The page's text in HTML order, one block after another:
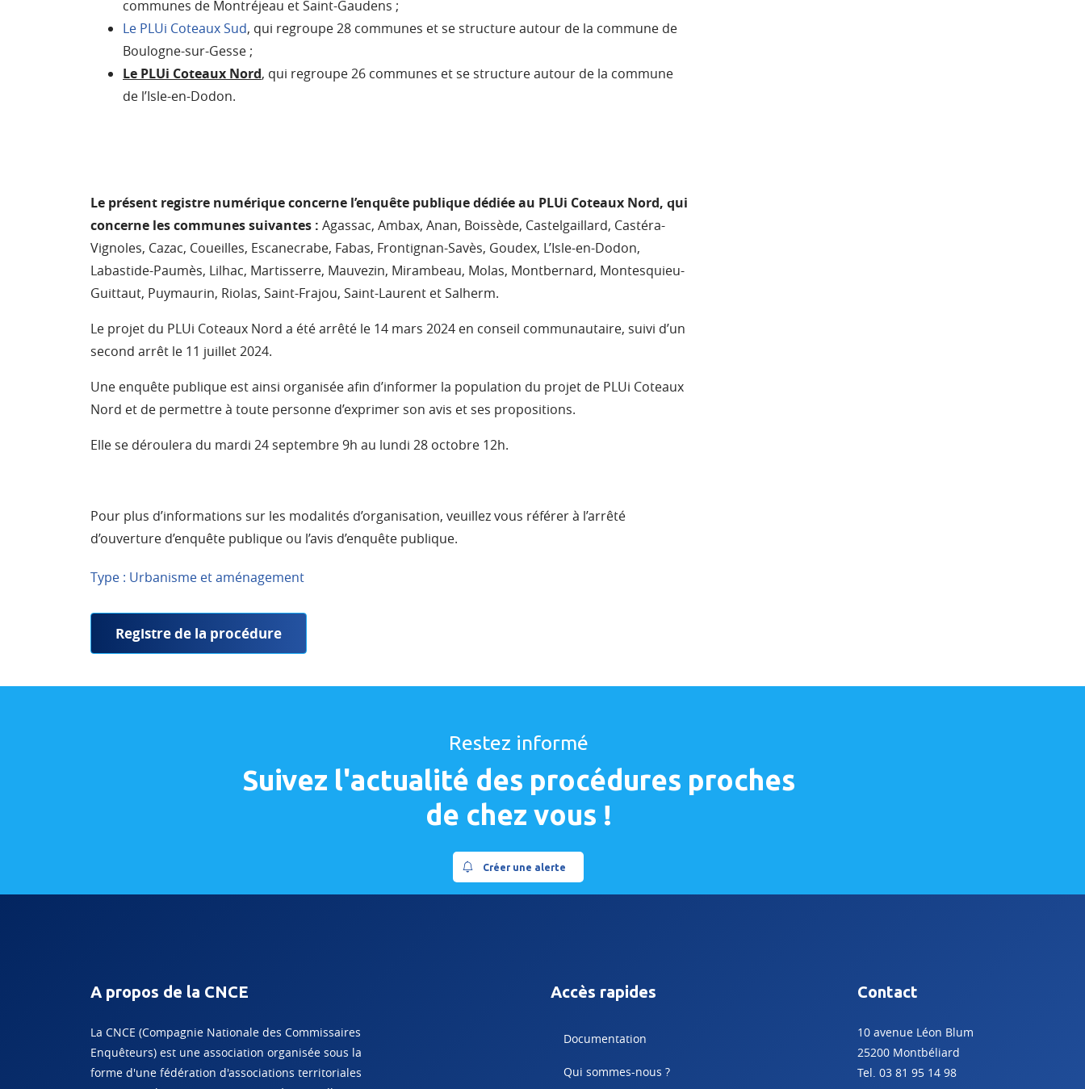
communes de Montréjeau et Saint-Gaudens ;
Le PLUi Coteaux Sud, qui regroupe 28 communes et se structure autour de la commune de
Boulogne-sur-Gesse ;
Le PLUi Coteaux Nord, qui regroupe 26 communes et se structure autour de la commune
de l’Isle-en-Dodon.
Le présent registre numérique concerne l’enquête publique dédiée au PLUi Coteaux Nord, qui
concerne les communes suivantes : Agassac, Ambax, Anan, Boissède, Castelgaillard, Castéra-
Vignoles, Cazac, Coueilles, Escanecrabe, Fabas, Frontignan-Savès, Goudex, L’Isle-en-Dodon,
Labastide-Paumès, Lilhac, Martisserre, Mauvezin, Mirambeau, Molas, Montbernard, Montesquieu-
Guittaut, Puymaurin, Riolas, Saint-Frajou, Saint-Laurent et Salherm.
Le projet du PLUi Coteaux Nord a été arrêté le 14 mars 2024 en conseil communautaire, suivi d’un
second arrêt le 11 juillet 2024.
Une enquête publique est ainsi organisée afin d’informer la population du projet de PLUi Coteaux
Nord et de permettre à toute personne d’exprimer son avis et ses propositions.
Elle se déroulera du mardi 24 septembre 9h au lundi 28 octobre 12h.
Pour plus d’informations sur les modalités d’organisation, veuillez vous référer à l’arrêté
d’ouverture d’enquête publique ou l’avis d’enquête publique.
Type : Urbanisme et aménagement
Registre de la procédure
Restez informé
Suivez l'actualité des procédures proches
de chez vous !
Créer une alerte
A propos de la CNCE
La CNCE (Compagnie Nationale des Commissaires
Enquêteurs) est une association organisée sous la
forme d'une fédération d'associations territoriales
Accès rapides
Documentation
Qui sommes-nous ?
Contact
10 avenue Léon Blum
25200 Montbéliard
Tel. 03 81 95 14 98